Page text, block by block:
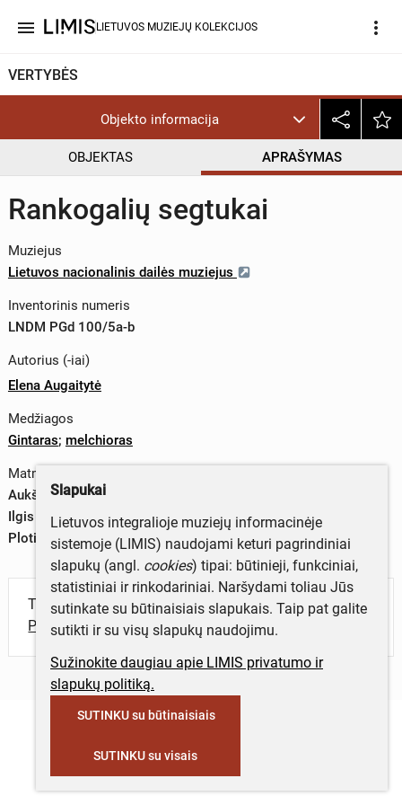
menu LIETUVOS MUZIEJŲ KOLEKCIJOS more_vert
VERTYBĖS
Objekto informacija
OBJEKTAS APRAŠYMAS
Rankogalių segtukai
Muziejus
Lietuvos nacionalinis dailės muziejus
Inventorinis numeris
LNDM PGd 100/5a-b
Autorius (-iai)
Elena Augaitytė
Medžiagos
Gintaras; melchioras
Matmenys
Aukštis – 2,0 cm
Ilgis – 2,3 cm
Plotis – 0,7 cm
Turite daugiau informacijos apie objektą?
Parašykite mums!
Slapukai
Lietuvos integralioje muziejų informacinėje
sistemoje (LIMIS) naudojami keturi pagrindiniai
slapukų (angl. cookies) tipai: būtinieji, funkciniai,
statistiniai ir rinkodariniai. Naršydami toliau Jūs
sutinkate su būtinaisiais slapukais. Taip pat galite
sutikti ir su visų slapukų naudojimu.
Sužinokite daugiau apie LIMIS privatumo ir
slapukų politiką.
SUTINKU su būtinaisiais
SUTINKU su visais